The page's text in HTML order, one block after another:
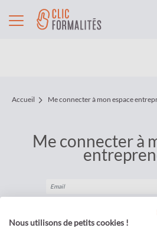
Accueil Me connecter à mon espace
Me connecter à
Nous utilisons de petits cookies !